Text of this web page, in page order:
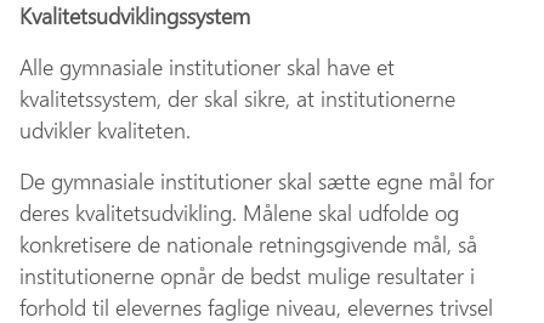
Kvalitetsudviklingssystem
Alle gymnasiale institutioner skal have et
kvalitetssystem, der skal sikre, at institutionerne
udvikler kvaliteten.
De gymnasiale institutioner skal sætte egne mål for
deres kvalitetsudvikling. Målene skal udfolde og
konkretisere de nationale retningsgivende mål, så
institutionerne opnår de bedst mulige resultater i
forhold til elevernes faglige niveau, elevernes trivsel